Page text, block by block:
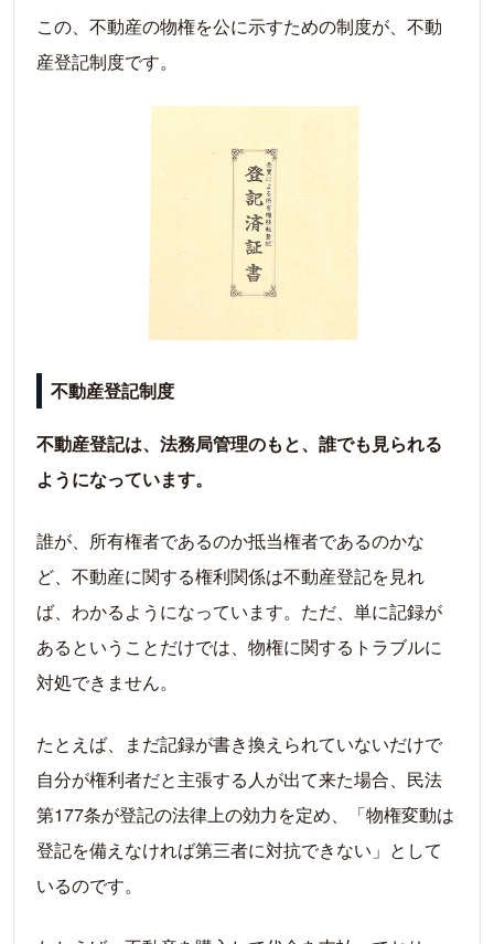
この、不動産の物権を公に示すための制度が、不動
産登記制度です。
不動産登記制度
不動産登記は、法務局管理のもと、誰でも見られる
ようになっています。
誰が、所有権者であるのか抵当権者であるのかな
ど、不動産に関する権利関係は不動産登記を見れ
ば、わかるようになっています。ただ、単に記録が
あるということだけでは、物権に関するトラブルに
対処できません。
たとえば、まだ記録が書き換えられていないだけで
自分が権利者だと主張する人が出て来た場合、民法
第177条が登記の法律上の効力を定め、「物権変動は
登記を備えなければ第三者に対抗できない」として
いるのです。